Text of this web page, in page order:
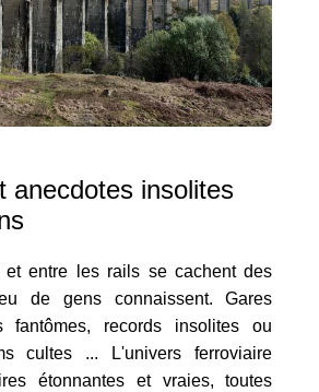
anecdotes insolites
et entre les rails se cachent des
de gens connaissent. Gares
fantômes, records insolites ou
cultes ... L'univers ferroviaire
étonnantes et vraies, toutes